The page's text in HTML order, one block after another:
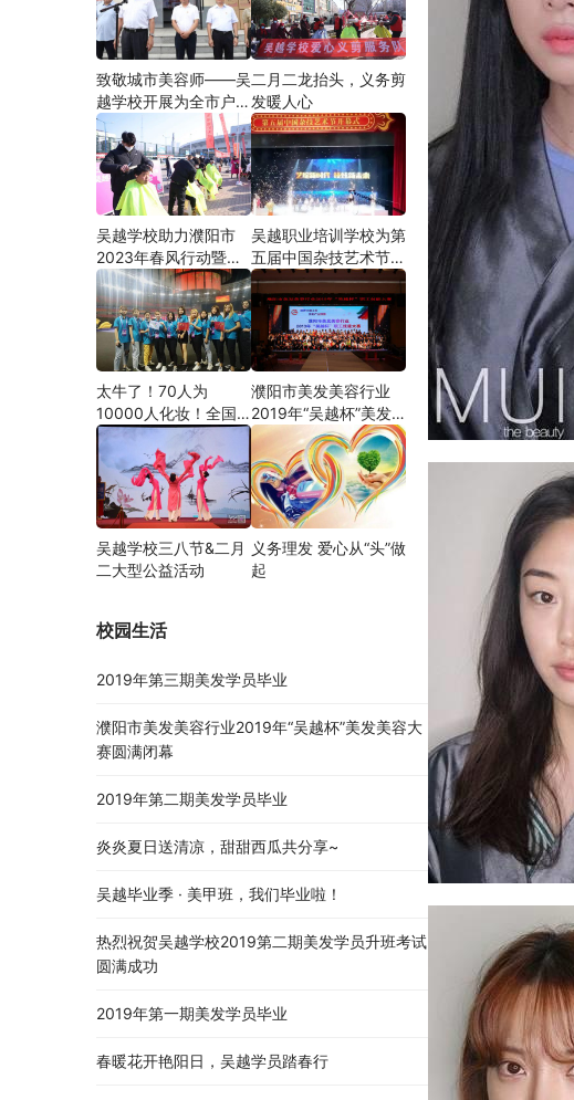
致敬城市美容师——吴
越学校开展为全市户外
劳动者爱心义剪活动
二月二龙抬头，义务剪
发暖人心
吴越学校助力濮阳市
2023年春风行动暨就
业援助月”首场新春招
聘会活动
吴越职业培训学校为第
五届中国杂技艺术节加
油添彩
太牛了！70人为
10000人化妆！全国
关注的盛事你知道吗？
濮阳市美发美容行业
2019年“吴越杯”美发
美容大赛圆满闭幕
吴越学校三八节&二月
二大型公益活动
义务理发 爱心从“头”做
起
校园生活
2019年第三期美发学员毕业
濮阳市美发美容行业2019年“吴越杯”美发美容大
赛圆满闭幕
2019年第二期美发学员毕业
炎炎夏日送清凉，甜甜西瓜共分享~
吴越毕业季 · 美甲班，我们毕业啦！
热烈祝贺吴越学校2019第二期美发学员升班考试
圆满成功
2019年第一期美发学员毕业
春暖花开艳阳日，吴越学员踏春行